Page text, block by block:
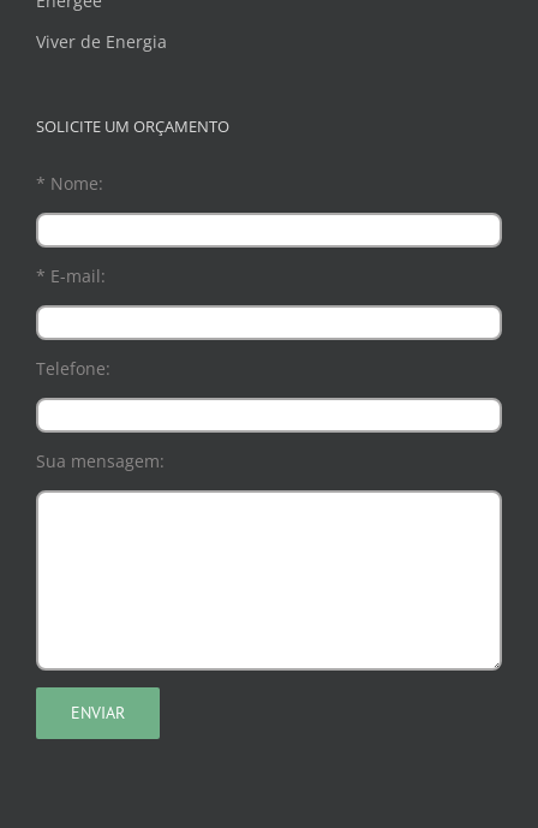
Viver de Energia
SOLICITE UM ORÇAMENTO
* Nome:
* E-mail:
Telefone:
Sua mensagem: